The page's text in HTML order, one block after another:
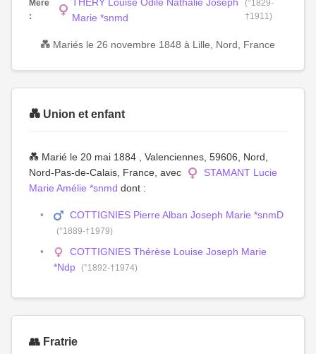
Mère
:
Marie *snmd
(°1829-
†1911)
💑 Mariés le 26 novembre 1848 à Lille, Nord, France
💑 Union et enfant
💑 Marié le 20 mai 1884 , Valenciennes, 59606, Nord,
Nord-Pas-de-Calais, France, avec
STAMANT Lucie
Marie Amélie *snmd dont :
COTTIGNIES Pierre Alban Joseph Marie *snmD
(°1889-†1979)
COTTIGNIES Thérèse Louise Joseph Marie
*Ndp (°1892-†1974)
👥 Fratrie